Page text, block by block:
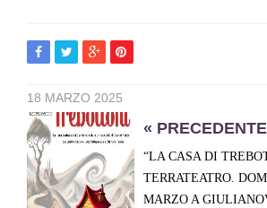
18 MARZO 2025
« PRECEDENTE
“LA CASA DI
TERRATEATRO.
MARZO A